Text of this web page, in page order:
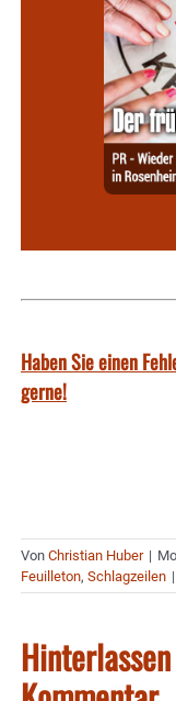
Haben Sie einen
gerne!
Von Christian Huber |
Feuilleton, Schlagzeilen |